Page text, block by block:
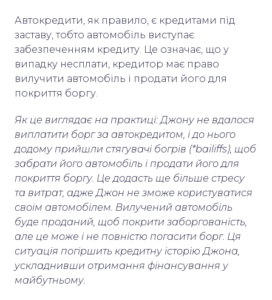
Автокредити, як правило, є кредитами під
заставу, тобто автомобіль виступає
забезпеченням кредиту. Це означає, що у
випадку несплати, кредитор має право
вилучити автомобіль і продати його для
покриття боргу.
Як це виглядає на практиці: Джону не вдалося
виплатити борг за автокредитом, і до нього
додому прийшли стягувачі богрів (*bailiffs), щоб
забрати його автомобіль і продати його для
покриття боргу. Це додасть ще більше стресу
та витрат, адже Джон не зможе користуватися
своїм автомобілем. Вилучений автомобіль
буде проданий, щоб покрити заборгованість,
але це може і не повністю погасити борг. Ця
ситуація погіршить кредитну історію Джона,
ускладнивши отримання фінансування у
майбутньому.